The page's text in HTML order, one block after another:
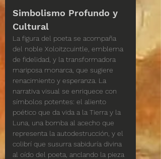
Simbolismo Profundo y
Cultural
La figura del poeta se acompaña
del noble Xoloitzcuintle, emblema
de fidelidad, y la transformadora
mariposa monarca, que sugiere
renacimiento y esperanza. La
narrativa visual se enriquece con
símbolos potentes: el aliento
poético que da vida a la Tierra y la
Luna, una bomba al acecho que
representa la autodestrucción, y el
colibrí que susurra sabiduría divina
al oído del poeta, anclando la pieza